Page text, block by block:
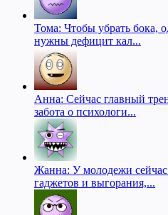
Тома: Чтобы убрать бока,
нужны дефицит кал...
Анна: Сейчас главный
забота о психологи...
Жанна: У молодежи сейчас
гаджетов и выгорания,...